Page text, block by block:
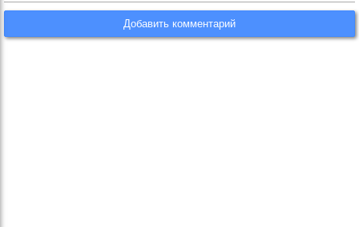
Добавить комментарий